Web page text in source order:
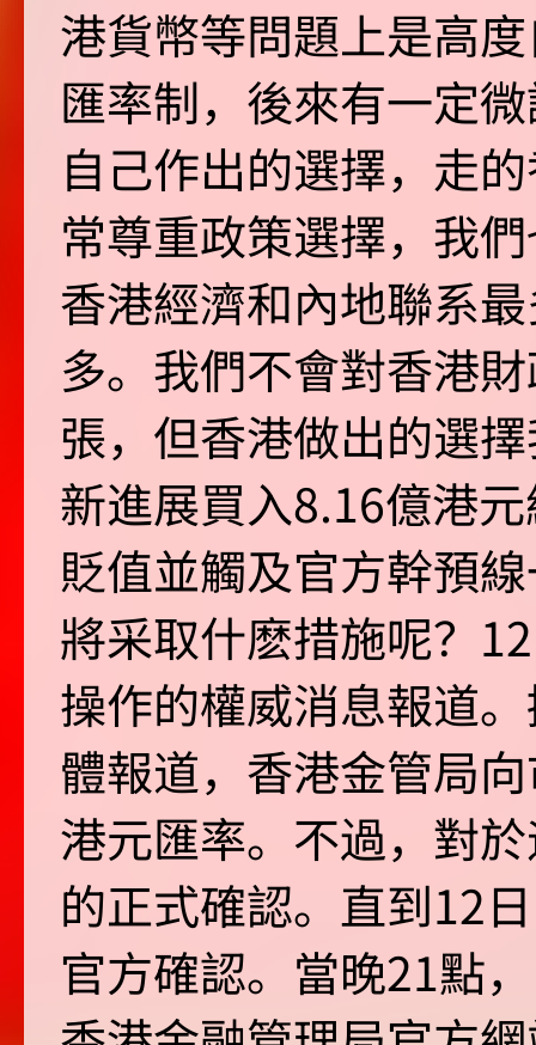
港貨幣等問題上是高
匯率制，後來有一定
自己作出的選擇，走
常尊重政策選擇，我
香港經濟和內地聯系
多。我們不會對香港
張，但香港做出的選
新進展買入8.16億港
貶值並觸及官方幹預
將采取什麽措施呢？
操作的權威消息報道
體報道，香港金管局
港元匯率。不過，對
的正式確認。直到12
官方確認。當晚21點